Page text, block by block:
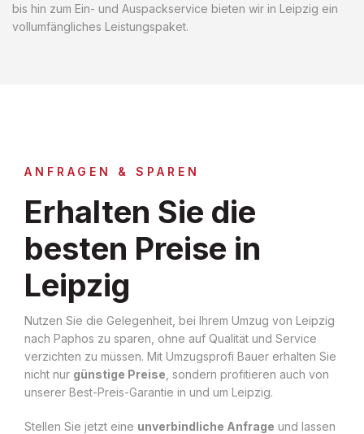
bis hin zum Ein- und Auspackservice bieten wir in Leipzig ein
vollumfängliches Leistungspaket.
ANFRAGEN & SPAREN
Erhalten Sie die
besten Preise in
Leipzig
Nutzen Sie die Gelegenheit, bei Ihrem Umzug von Leipzig
nach Paphos zu sparen, ohne auf Qualität und Service
verzichten zu müssen. Mit Umzugsprofi Bauer erhalten Sie
nicht nur günstige Preise , sondern profitieren auch von
unserer Best-Preis-Garantie in und um Leipzig.
Stellen Sie jetzt eine unverbindliche Anfrage und lassen